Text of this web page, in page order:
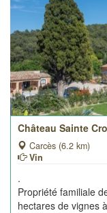
Château Sainte
Carcès (6.2 km)
Vin
.
Propriété familiale
hectares de vignes